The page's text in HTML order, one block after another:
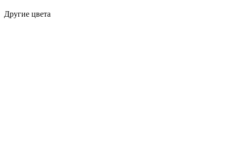
Другие цвета